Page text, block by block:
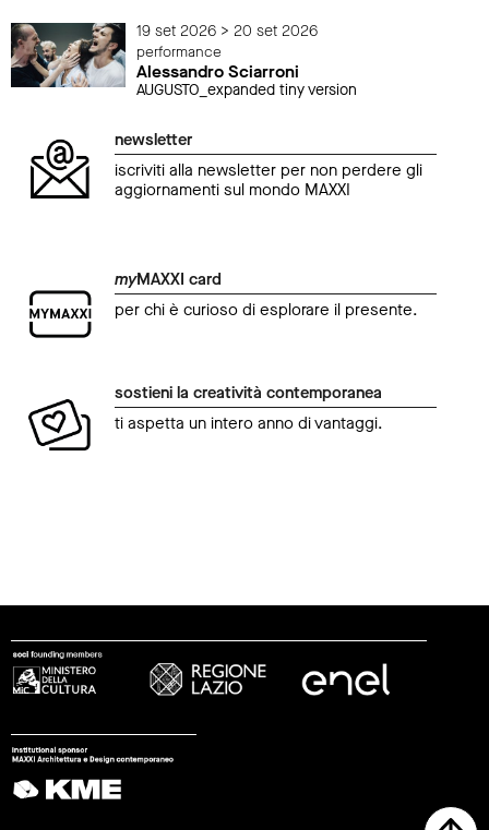
19 set 2026 > 20 set 2026
performance
Alessandro Sciarroni
AUGUSTO_expanded tiny version
newsletter
iscriviti alla newsletter per non perdere gli
aggiornamenti sul mondo MAXXI
myMAXXI card
per chi è curioso di esplorare il presente.
sostieni la creatività contemporanea
ti aspetta un intero anno di vantaggi.